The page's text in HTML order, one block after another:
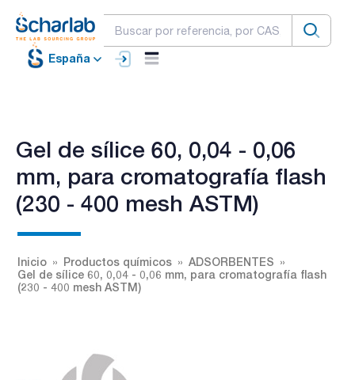
España
Gel de sílice 60, 0,04 - 0,06
mm, para cromatografía flash
(230 - 400 mesh ASTM)
Inicio Productos químicos
ADSORBENTES
Gel de sílice 60, 0,04 - 0,06 mm, para cromatografía flash
(230 - 400 mesh ASTM)